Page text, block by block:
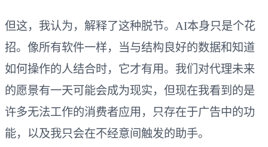
但这，我认为，解释了这种脱节。AI本身只是个花
招。像所有软件一样，当与结构良好的数据和知道
如何操作的人结合时，它才有用。我们对代理未来
的愿景有一天可能会成为现实，但现在我看到的是
许多无法工作的消费者应用，只存在于广告中的功
能，以及我只会在不经意间触发的助手。